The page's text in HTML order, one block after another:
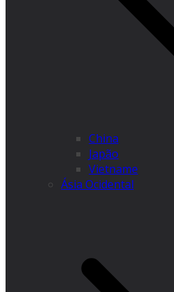
China
Japão
Vietname
Ásia Ocidental